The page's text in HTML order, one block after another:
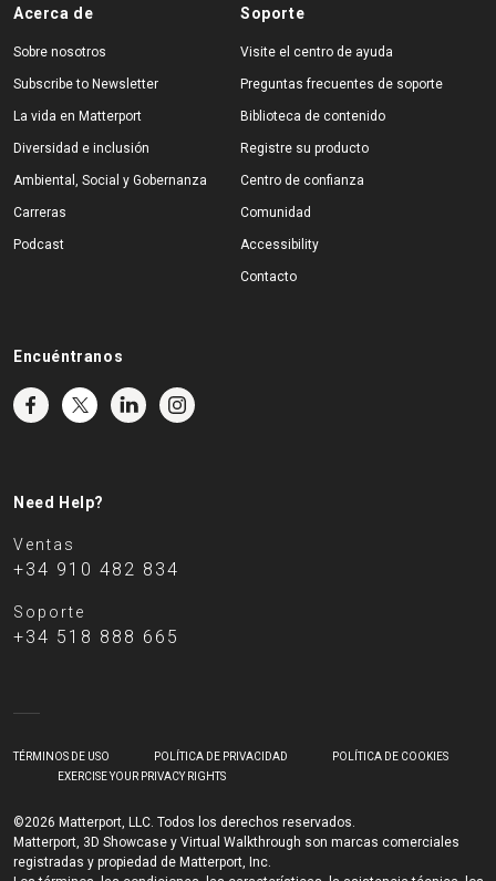
Acerca de
Sobre nosotros
Subscribe to Newsletter
La vida en Matterport
Diversidad e inclusión
Ambiental, Social y Gobernanza
Carreras
Podcast
Soporte
Visite el centro de ayuda
Preguntas frecuentes de soporte
Biblioteca de contenido
Registre su producto
Centro de confianza
Comunidad
Accessibility
Contacto
Encuéntranos
Need Help?
Ventas
+34 910 482 834
Soporte
+34 518 888 665
©2026 Matterport, LLC. Todos los derechos reservados.
Matterport, 3D Showcase y Virtual Walkthrough son marcas comerciales
registradas y propiedad de Matterport, Inc.
TÉRMINOS DE USO POLÍTICA DE PRIVACIDAD
POLÍTICA DE COOKIES
EXERCISE YOUR PRIVACY RIGHTS